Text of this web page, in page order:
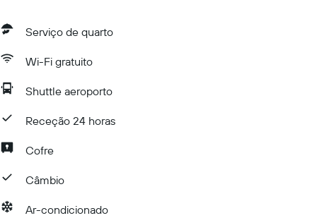
Serviço de quarto
Wi-Fi gratuito
Shuttle aeroporto
Receção 24 horas
Cofre
Câmbio
Ar-condicionado